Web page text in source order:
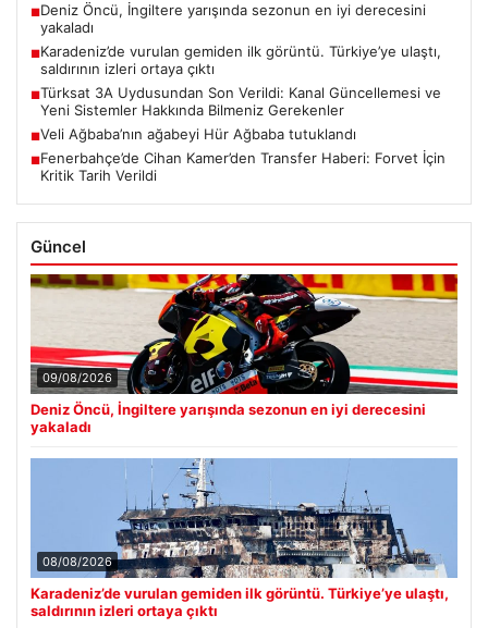
■Deniz Öncü, İngiltere yarışında sezonun en iyi derecesini
yakaladı
■Karadeniz’de vurulan gemiden ilk görüntü. Türkiye’ye ulaştı,
saldırının izleri ortaya çıktı
■Türksat 3A Uydusundan Son Verildi: Kanal Güncellemesi ve
Yeni Sistemler Hakkında Bilmeniz Gerekenler
■Veli Ağbaba’nın ağabeyi Hür Ağbaba tutuklandı
■Fenerbahçe’de Cihan Kamer’den Transfer Haberi: Forvet İçin
Kritik Tarih Verildi
Güncel
09/08/2026
Deniz Öncü, İngiltere yarışında sezonun en iyi derecesini
yakaladı
08/08/2026
Karadeniz’de vurulan gemiden ilk görüntü. Türkiye’ye ulaştı,
saldırının izleri ortaya çıktı